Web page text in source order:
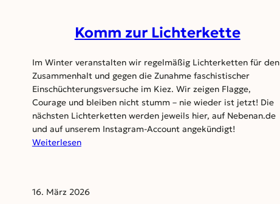
Komm zur Lichterkette
Im Winter veranstalten wir regelmäßig Lichterketten für den
Zusammenhalt und gegen die Zunahme faschistischer
Einschüchterungsversuche im Kiez. Wir zeigen Flagge,
Courage und bleiben nicht stumm – nie wieder ist jetzt! Die
nächsten Lichterketten werden jeweils hier, auf Nebenan.de
und auf unserem Instagram-Account angekündigt!
Weiterlesen:
16. März 2026